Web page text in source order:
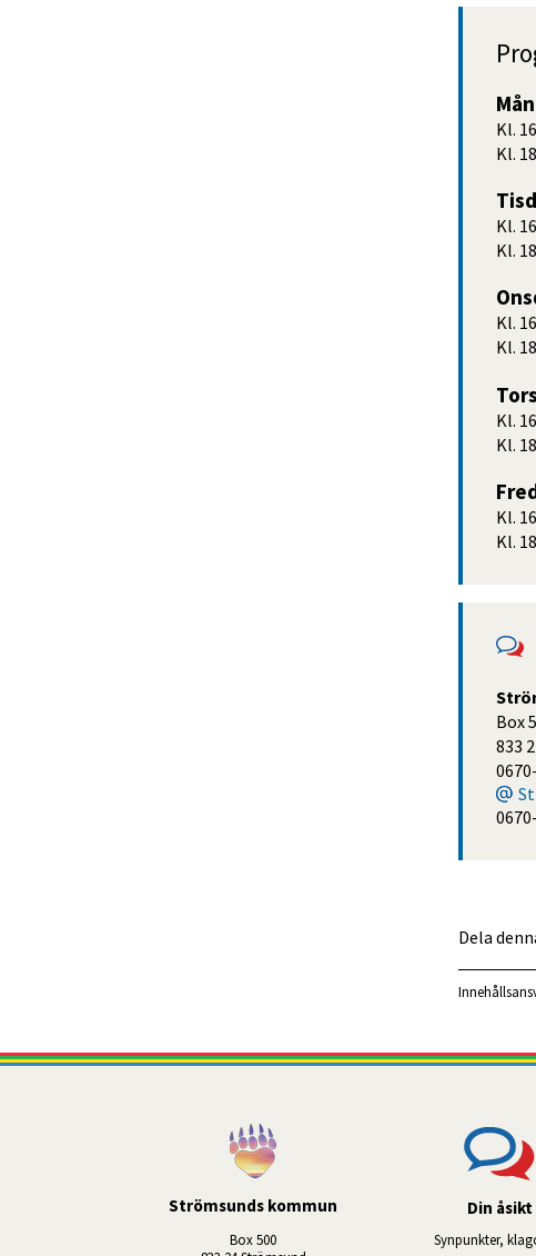
Kl.
Kl.
Kl.
Kl.
Kl.
Kl.
Kl.
Kl.
Kl.
Kl.
Box
833
Dela
Strömsunds kommun
Box 500
Din åsikt
Synpunkter,